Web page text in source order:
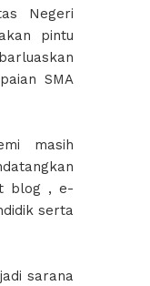
Negeri
pintu
SMA
masih
blog , e-
serta
sarana